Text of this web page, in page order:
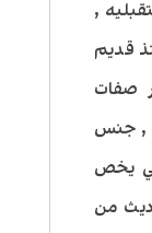
,
قديم
صفات
, جنس
يخص
من